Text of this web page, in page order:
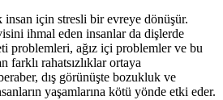
için stresli bir evreye dönüşür.
ihmal eden insanlar da dişlerde
problemleri, ağız içi problemler ve bu
farklı rahatsızlıklar ortaya
dış görünüşte bozukluk ve
yaşamlarına kötü yönde etki eder.